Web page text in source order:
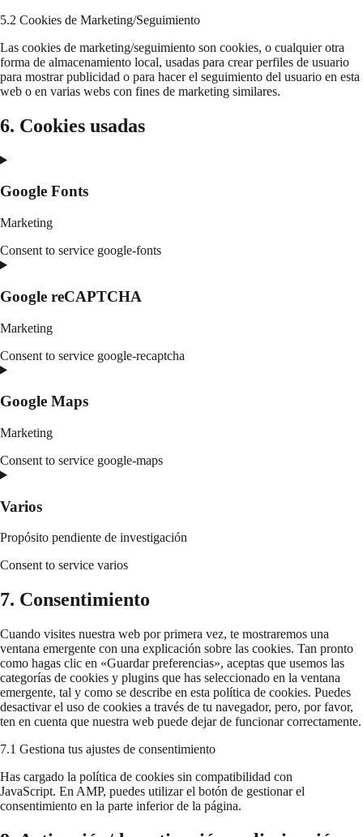
5.2 Cookies de Marketing/Seguimiento
Las cookies de marketing/seguimiento son cookies, o cualquier otra
forma de almacenamiento local, usadas para crear perfiles de usuario
para mostrar publicidad o para hacer el seguimiento del usuario en esta
web o en varias webs con fines de marketing similares.
6. Cookies usadas
Google Fonts
Marketing
Consent to service google-fonts
Google reCAPTCHA
Marketing
Consent to service google-recaptcha
Google Maps
Marketing
Consent to service google-maps
Varios
Propósito pendiente de investigación
Consent to service varios
7. Consentimiento
Cuando visites nuestra web por primera vez, te mostraremos una
ventana emergente con una explicación sobre las cookies. Tan pronto
como hagas clic en «Guardar preferencias», aceptas que usemos las
categorías de cookies y plugins que has seleccionado en la ventana
emergente, tal y como se describe en esta política de cookies. Puedes
desactivar el uso de cookies a través de tu navegador, pero, por favor,
ten en cuenta que nuestra web puede dejar de funcionar correctamente.
7.1 Gestiona tus ajustes de consentimiento
Has cargado la política de cookies sin compatibilidad con
JavaScript. En AMP, puedes utilizar el botón de gestionar el
consentimiento en la parte inferior de la página.